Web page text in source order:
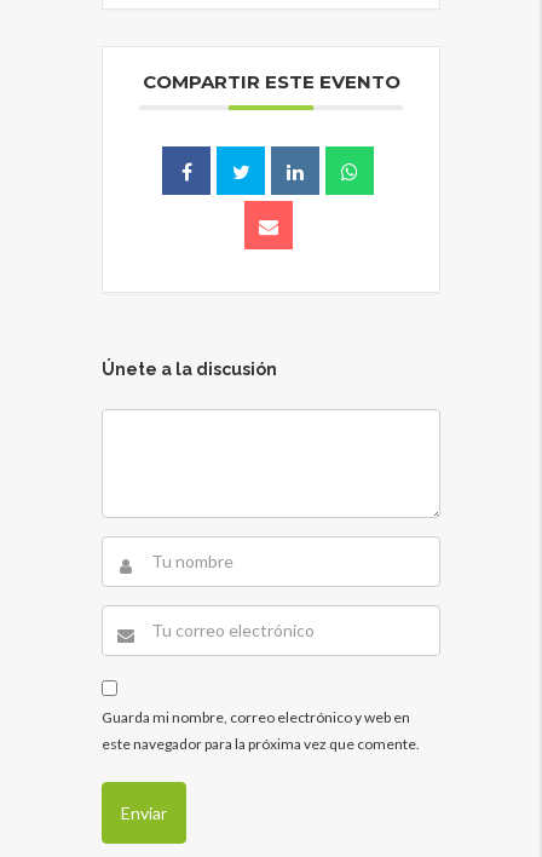
COMPARTIR ESTE EVENTO
Únete a la discusión
Guarda mi nombre, correo electrónico y web en
este navegador para la próxima vez que comente.